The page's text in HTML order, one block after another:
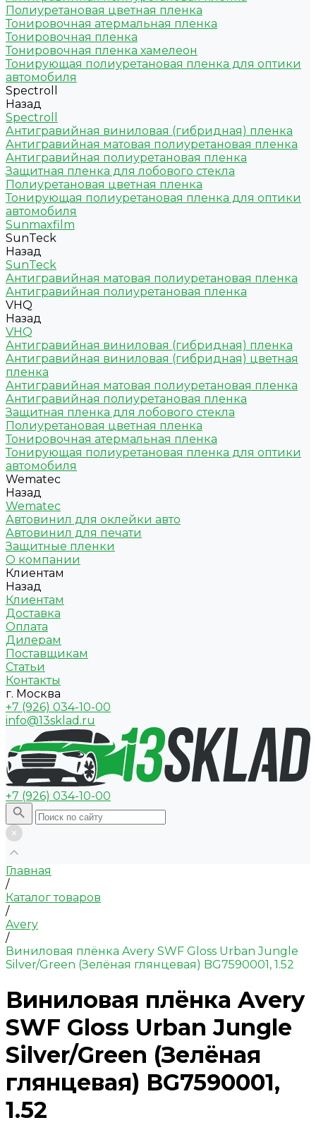
Полиуретановая цветная пленка
Тонировочная атермальная пленка
Тонировочная пленка
Тонировочная пленка хамелеон
Тонирующая полиуретановая пленка для оптики
автомобиля
Spectroll
Назад
Spectroll
Антигравийная виниловая (гибридная) пленка
Антигравийная матовая полиуретановая пленка
Антигравийная полиуретановая пленка
Защитная пленка для лобового стекла
Полиуретановая цветная пленка
Тонирующая полиуретановая пленка для оптики
автомобиля
Sunmaxfilm
SunTeck
Назад
SunTeck
Антигравийная матовая полиуретановая пленка
Антигравийная полиуретановая пленка
VHQ
Назад
VHQ
Антигравийная виниловая (гибридная) пленка
Антигравийная виниловая (гибридная) цветная
пленка
Антигравийная матовая полиуретановая пленка
Антигравийная полиуретановая пленка
Защитная пленка для лобового стекла
Полиуретановая цветная пленка
Тонировочная атермальная пленка
Тонирующая полиуретановая пленка для оптики
автомобиля
Wematec
Назад
Wematec
Автовинил для оклейки авто
Автовинил для печати
Защитные пленки
О компании
Клиентам
Назад
Клиентам
Доставка
Оплата
Дилерам
Поставщикам
Статьи
Контакты
г. Москва
+7 (926) 034-10-00
info@13sklad.ru
+7 (926) 034-10-00
Главная
/
Каталог товаров
/
Avery
/
Виниловая плёнка Avery SWF Gloss Urban Jungle
Silver/Green (Зелёная глянцевая) BG7590001, 1.52
Виниловая плёнка Avery
SWF Gloss Urban Jungle
Silver/Green (Зелёная
глянцевая) BG7590001,
1.52